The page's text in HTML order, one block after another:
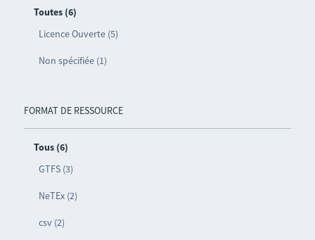
Toutes (6)
Licence Ouverte (5)
Non spécifiée (1)
FORMAT DE RESSOURCE
Tous (6)
GTFS (3)
NeTEx (2)
csv (2)